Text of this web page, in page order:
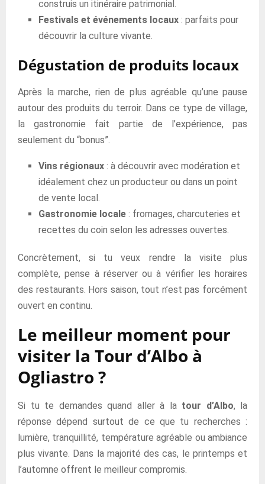
construis un itinéraire patrimonial.
Festivals et événements locaux : parfaits pour
découvrir la culture vivante.
Dégustation de produits locaux
Après la marche, rien de plus agréable qu’une pause
autour des produits du terroir. Dans ce type de village,
la gastronomie fait partie de l’expérience, pas
seulement du “bonus”.
Vins régionaux : à découvrir avec modération et
idéalement chez un producteur ou dans un point
de vente local.
Gastronomie locale : fromages, charcuteries et
recettes du coin selon les adresses ouvertes.
Concrètement, si tu veux rendre la visite plus
complète, pense à réserver ou à vérifier les horaires
des restaurants. Hors saison, tout n’est pas forcément
ouvert en continu.
Le meilleur moment pour
visiter la Tour d’Albo à
Ogliastro ?
Si tu te demandes quand aller à la tour d’Albo, la
réponse dépend surtout de ce que tu recherches :
lumière, tranquillité, température agréable ou ambiance
plus vivante. Dans la majorité des cas, le printemps et
l’automne offrent le meilleur compromis.